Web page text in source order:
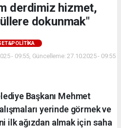
derdimiz hizmet,
dokunmak"
- 09:55, Güncelleme: 27.10.2025 - 09:55
Başkanı Mehmet
yerinde görmek ve
ilk ağızdan almak için saha